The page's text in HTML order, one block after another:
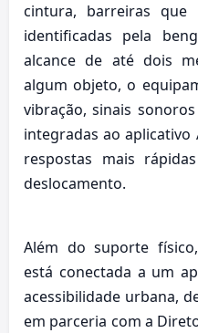
cintura, barreiras que
identificadas pela
alcance de até dois
algum objeto, o
vibração, sinais
integradas ao aplicativo
respostas mais
deslocamento.
Além do suporte
está conectada a um
acessibilidade urbana,
em parceria com a